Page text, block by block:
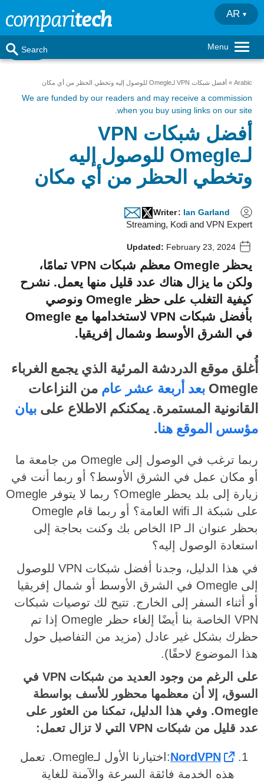
Menu
Search
AR
Arabic أفضل شبكات VPN لـOmegle للوصول إليه وتخطي الحظر من أي مكان
We are funded by our readers and may receive a commission
when you buy using links on our site.
أفضل شبكات VPN
لـOmegle للوصول إليه
وتخطي الحظر من أي مكان
Writer: Ian Garland
Streaming, Kodi and VPN Expert
Updated: February 23, 2024
يحظر Omegle معظم شبكات VPN تمامًا،
ولكن ما يزال هناك عدد قليل منها يعمل. نشرح
كيفية التغلب على حظر Omegle ونوصي
بأفضل شبكات VPN لاستخدامها مع Omegle
في الشرق الأوسط وشمال إفريقيا.
أُغلق موقع الدردشة المرئية الذي يجمع الغرباء
Omegle بعد أربعة عشر عام من النزاعات
القانونية المستمرة. يمكنكم الاطلاع على بيان
مؤسس الموقع هنا.
ربما ترغب في الوصول إلى Omegle من جامعة ما
أو مكان عمل في الشرق الأوسط؟ أو ربما أنت في
زيارة إلى بلد يحظر Omegle؟ ربما لا يتوفر Omegle
على شبكة الـ wifi العامة؟ أو ربما قام Omegle
بحظر عنوان الـ IP الخاص بك وكنت بحاجة إلى
استعادة الوصول إليه؟
في هذا الدليل، وجدنا أفضل شبكات VPN للوصول
إلى Omegle في الشرق الأوسط أو شمال إفريقيا
أو أثناء السفر إلى الخارج. تتيح لك توصيات شبكات
VPN الخاصة بنا أيضًا إلغاء حظر Omegle إذا تم
حظرك بشكل غير عادل (مزيد من التفاصيل حول
هذا الموضوع لاحقًا).
على الرغم من وجود العديد من شبكات VPN في
السوق، إلا أن معظمها محظور للأسف بواسطة
Omegle. وفي هذا الدليل، تمكنا من العثور على
عدد قليل من شبكات VPN التي لا تزال تعمل:
NordVPN
:اختيارنا الأول لـOmegle. تعمل
هذه الخدمة فائقة السرعة والآمنة للغاية